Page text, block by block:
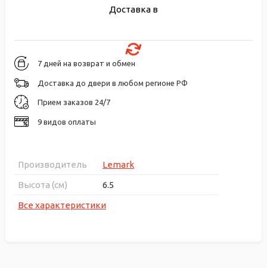
Доставка в
7 дней на возврат и обмен
Доставка до двери в любом регионе РФ
Прием заказов 24/7
9 видов оплаты
Производитель
Lemark
Высота (см)
6.5
Все характеристики